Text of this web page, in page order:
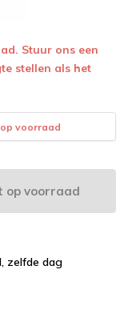
Stuur ons een
stellen als het
op voorraad
op voorraad
zelfde dag